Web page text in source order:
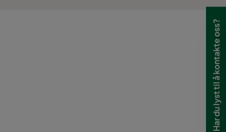
Har du lyst til å kontakte oss?